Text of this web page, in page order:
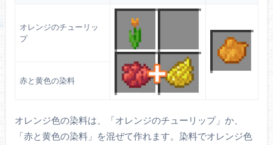
プ
平原やヒマワリ平原、花の森に生成されます。赤
色のチューリップに骨粉を使うと増えます。
オレンジのチューリッ
プ
赤と黄色の染料
オレンジ色の染料は、「オレンジのチューリップ」か、
「赤と黄色の染料」を混ぜて作れます。染料でオレンジ色